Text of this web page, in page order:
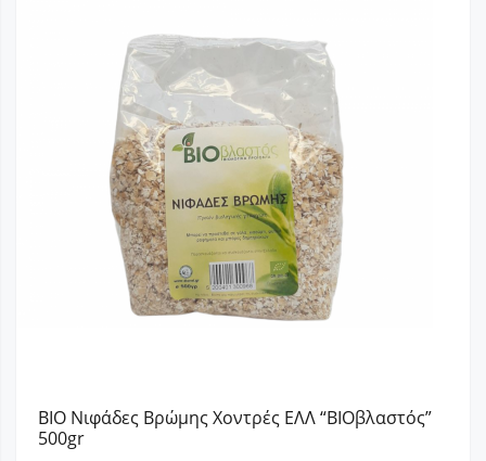
BIO Νιφάδες Βρώμης Χοντρές ΕΛΛ “BIOβλαστός”
500gr